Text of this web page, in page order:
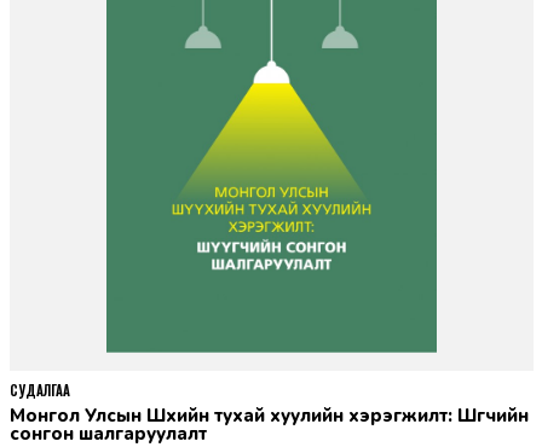
Монгол Улсын Шүүхийн тухай хуулийн хэрэгжилт: Шүүгчийн
сонгон шалгаруулалт
СУДАЛГАА